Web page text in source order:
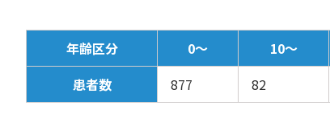
年齢区分 0～ 10～
患者数
877 82